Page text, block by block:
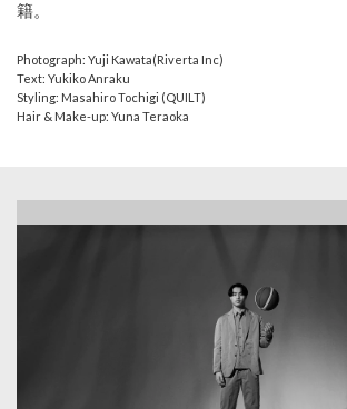
籍。
Photograph: Yuji Kawata(Riverta Inc)
Text: Yukiko Anraku
Styling: MasahiroTochigi (QUILT)
Hair & Make-up: Yuna Teraoka